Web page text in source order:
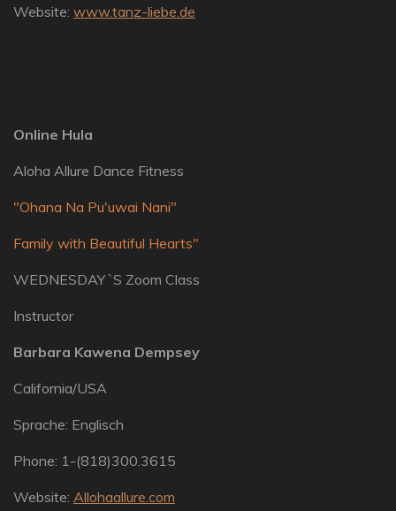
Website: www.tanz-liebe.de
Online Hula
Aloha Allure Dance Fitness
"Ohana Na Pu'uwai Nani"
Family with Beautiful Hearts"
WEDNESDAY `S Zoom Class
Instructor
Barbara Kawena Dempsey
California/USA
Sprache: Englisch
Phone: 1-(818)300.3615
Website: Allohaallure.com